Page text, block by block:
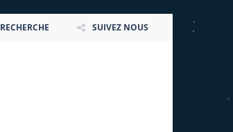
RECHERCHE SUIVEZ NOUS